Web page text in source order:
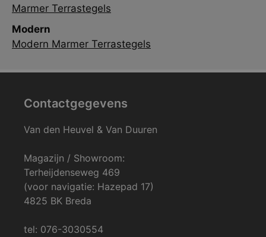
Marmer Terrastegels
Modern
Modern Marmer Terrastegels
Contactgegevens
Van den Heuvel & Van Duuren
Magazijn / Showroom:
Terheijdenseweg 469
(voor navigatie: Hazepad 17)
4825 BK Breda
tel: 076-3030554